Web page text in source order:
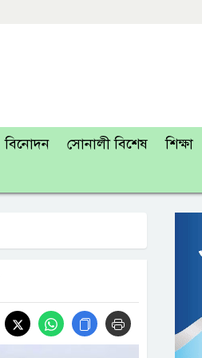
বিনোদন সোনালী বিশেষ শিক্ষা